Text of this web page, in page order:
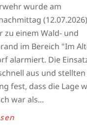
wurde am
zu einem Wald- und
im Bereich "Im
alarmiert. Die
aus und
fest, dass die Lage
war als...